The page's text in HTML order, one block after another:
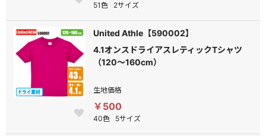
51色 2サイズ
United Athle【590002】
4.1オンスドライアスレティックTシャツ
（120～160cm）
生地価格
￥500
40色 5サイズ